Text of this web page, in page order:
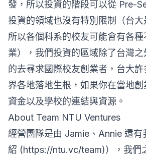
發，所以投資的階段可以從 Pre-
投資的領域也沒有特別限制（台大
所以各個科系的校友可能會有各種
業），我們投資的區域除了台灣
的去尋求國際校友創業者，台大
界各地落地生根，如果你在當地
資金以及學校的連結與資源。
About Team NTU Ventures
經營團隊是由 Jamie、Annie 還有
紹 (https://ntu.vc/team)），我們